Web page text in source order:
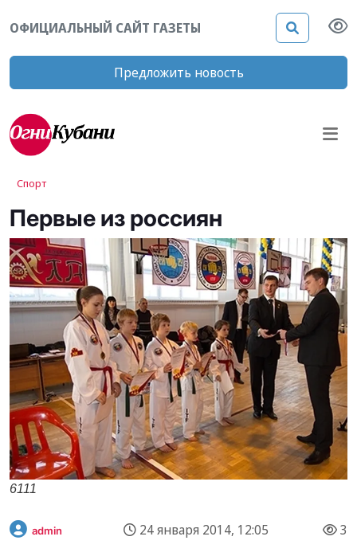
ОФИЦИАЛЬНЫЙ САЙТ ГАЗЕТЫ
Предложить новость
Спорт
Первые из россиян
6111
admin 24 января 2014, 12:05 3